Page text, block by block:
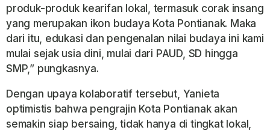
produk-produk kearifan lokal, termasuk corak insang
yang merupakan ikon budaya Kota Pontianak. Maka
dari itu, edukasi dan pengenalan nilai budaya ini kami
mulai sejak usia dini, mulai dari PAUD, SD hingga
SMP,” pungkasnya.
Dengan upaya kolaboratif tersebut, Yanieta
optimistis bahwa pengrajin Kota Pontianak akan
semakin siap bersaing, tidak hanya di tingkat lokal,